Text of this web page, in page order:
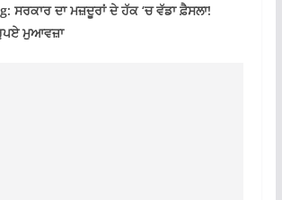
ਸਰਕਾਰ ਦਾ ਮਜ਼ਦੂਰਾਂ ਦੇ ਹੱਕ ‘ਚ ਵੱਡਾ ਫ਼ੈਸਲਾ!
ਮੁਆਵਜ਼ਾ